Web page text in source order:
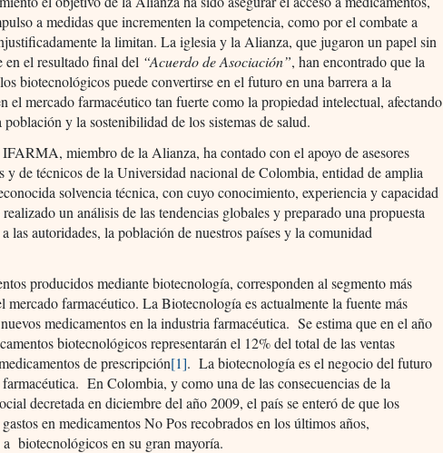
a medidas que incrementen la competencia, como por el combate a
la limitan. La iglesia y la Alianza, que jugaron un papel sin
en el resultado final del “Acuerdo de Asociación”, han encontrado que la
biotecnológicos puede convertirse en el futuro en una barrera a la
el mercado farmacéutico tan fuerte como la propiedad intelectual, afectando
población y la sostenibilidad de los sistemas de salud.
miembro de la Alianza, ha contado con el apoyo de asesores
y de técnicos de la Universidad nacional de Colombia, entidad de amplia
solvencia técnica, con cuyo conocimiento, experiencia y capacidad
un análisis de las tendencias globales y preparado una propuesta
a las autoridades, la población de nuestros países y la comunidad
producidos mediante biotecnología, corresponden al segmento más
mercado farmacéutico. La Biotecnología es actualmente la fuente más
medicamentos en la industria farmacéutica. Se estima que en el año
biotecnológicos representarán el 12% del total de las ventas
de prescripción[1]. La biotecnología es el negocio del futuro
En Colombia, y como una de las consecuencias de la
decretada en diciembre del año 2009, el país se enteró de que los
gastos en medicamentos No Pos recobrados en los últimos años,
biotecnológicos en su gran mayoría.